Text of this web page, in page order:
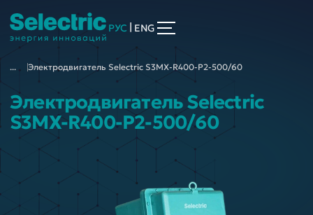
РУС ENG
... Электродвигатель Selectric S3MX-R400-P2-500/60
Электродвигатель Selectric
S3MX-R400-P2-500/60